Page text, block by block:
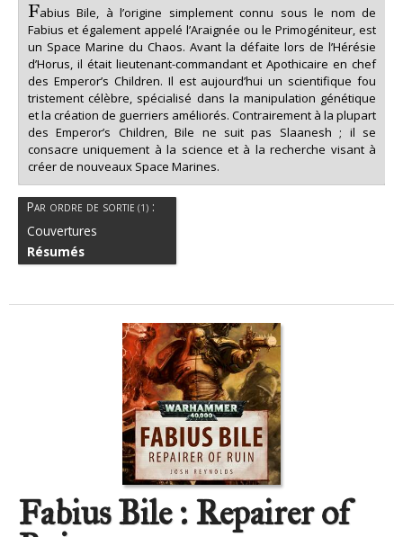
Fabius Bile, à l’origine simplement connu sous le nom de
Fabius et également appelé l’Araignée ou le Primogéniteur, est
un Space Marine du Chaos. Avant la défaite lors de l’Hérésie
d’Horus, il était lieutenant-commandant et Apothicaire en chef
des Emperor’s Children. Il est aujourd’hui un scientifique fou
tristement célèbre, spécialisé dans la manipulation génétique
et la création de guerriers améliorés. Contrairement à la plupart
des Emperor’s Children, Bile ne suit pas Slaanesh ; il se
consacre uniquement à la science et à la recherche visant à
créer de nouveaux Space Marines.
Par ordre de sortie (1) :
Couvertures
Résumés
Audio Drama (1)
Fabius Bile : Repairer of